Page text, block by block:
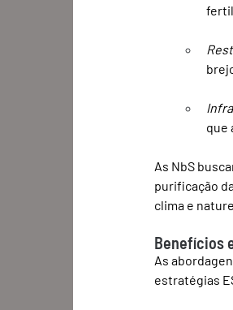
que
As NbS
purificação
clima e
Benefícios
As
estratégias